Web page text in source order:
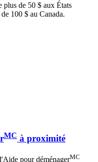
plus de 50 $ aux États
100 $ au Canada.
MC à proximité
pour déménagerMC